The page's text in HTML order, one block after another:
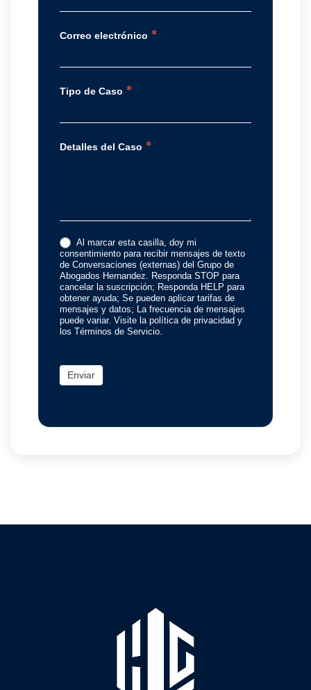
Correo electrónico *
Tipo de Caso *
Detalles del Caso *
Al marcar esta casilla, doy mi
consentimiento para recibir mensajes de texto
de Conversaciones (externas) del Grupo de
Abogados Hernandez. Responda STOP para
cancelar la suscripción; Responda HELP para
obtener ayuda; Se pueden aplicar tarifas de
mensajes y datos; La frecuencia de mensajes
puede variar. Visite la política de privacidad y
los Términos de Servicio.
Enviar